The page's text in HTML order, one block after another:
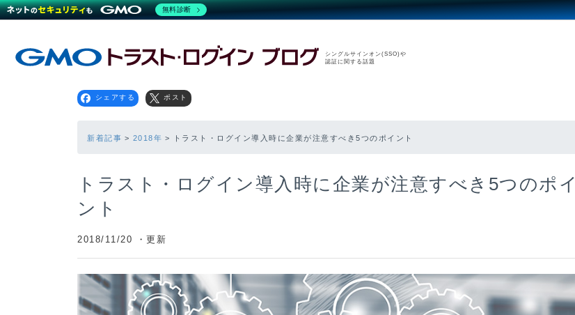
シングルサインオン(SSO)や
認証に関する話題
シェアする ポスト
新着記事 2018年 トラスト・ログイン導入時に企業が注意すべき5つのポイント
トラスト・ログイン導入時に企業が注意すべき5つのポイ
ント
2018/11/20
無料診断